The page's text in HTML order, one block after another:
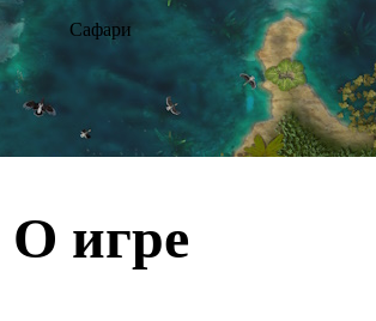
Сафари
О игре